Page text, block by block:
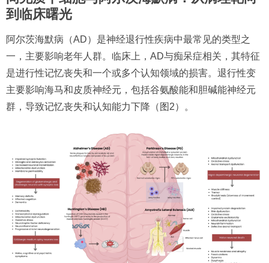
到临床曙光
阿尔茨海默病（AD）是神经退行性疾病中最常见的类型之
一，主要影响老年人群。临床上，AD与痴呆症相关，其特征
是进行性记忆丧失和一个或多个认知领域的损害。退行性变
主要影响海马和皮质神经元，包括谷氨酸能和胆碱能神经元
群，导致记忆丧失和认知能力下降（图2）。